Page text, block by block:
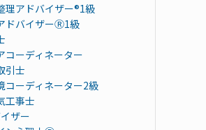
理アドバイザー®︎1級
ドバイザーⓇ1級
コーディネーター
引士
コーディネーター2級
工事士
ザー